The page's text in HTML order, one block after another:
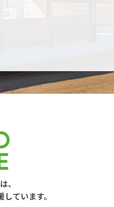
、
ています。